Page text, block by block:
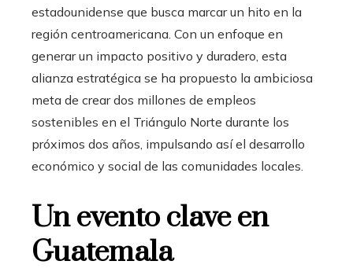
estadounidense que busca marcar un hito en la
región centroamericana. Con un enfoque en
generar un impacto positivo y duradero, esta
alianza estratégica se ha propuesto la ambiciosa
meta de crear dos millones de empleos
sostenibles en el Triángulo Norte durante los
próximos dos años, impulsando así el desarrollo
económico y social de las comunidades locales.
Un evento clave en
Guatemala